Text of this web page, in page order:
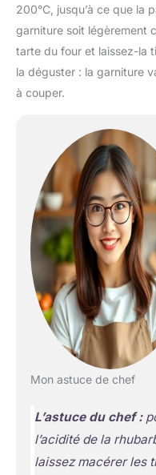
200°C, jusqu’à ce que la
garniture soit légèrement
tarte du four et laissez-la
la déguster : la garniture
à couper.
Mon astuce de chef
L’astuce du chef :
l’acidité de la
laissez macérer les